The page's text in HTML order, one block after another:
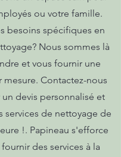
ou votre famille.
besoins spécifiques en
Nous sommes là
et vous fournir une
mesure. Contactez-nous
devis personnalisé et
services de nettoyage de
!. Papineau s'efforce
des services à la